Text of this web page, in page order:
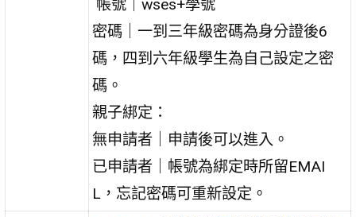
帳號｜wses+學號
密碼｜一到三年級密碼為身分證後6
碼，四到六年級學生為自己設定之密
碼。
親子綁定：
無申請者｜申請後可以進入。
已申請者｜帳號為綁定時所留EMAI
L，忘記密碼可重新設定。